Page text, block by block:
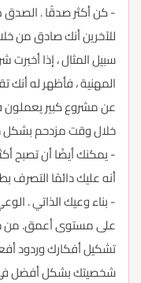
- كن أكثر صدقًا .
للآخرين أنك صادق من
سبيل المثال ، إذا
المهنية ، فأظهر له
عن مشروع كبير
خلال وقت مزدحم
- يمكنك أيضًا أن تصبح
أنه عليك دائمًا
- بناء وعيك الذاتي .
على مستوى أعمق. من
تشكيل أفكارك وردود
شخصيتك بشكل أفضل